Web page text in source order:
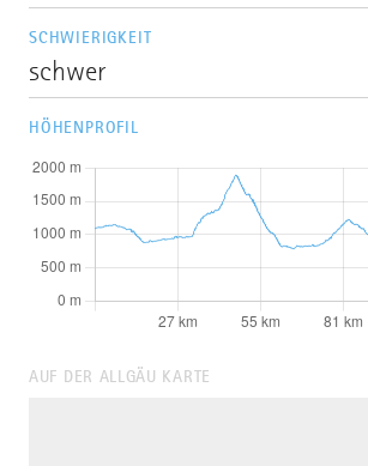
SCHWIERIGKEIT
schwer
HÖHENPROFIL
AUF DER ALLGÄU KARTE